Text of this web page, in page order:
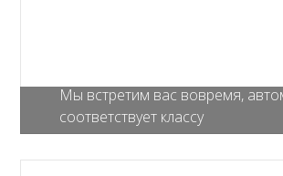
Мы встретим вас вовремя,
соответствует классу